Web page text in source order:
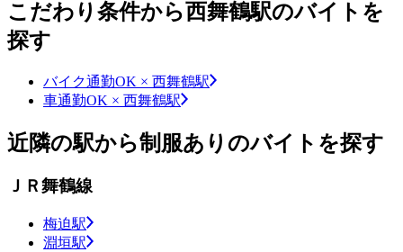
こだわり条件から西舞鶴駅のバイトを
探す
バイク通勤OK × 西舞鶴駅
車通勤OK × 西舞鶴駅
近隣の駅から制服ありのバイトを探す
ＪＲ舞鶴線
梅迫駅
淵垣駅